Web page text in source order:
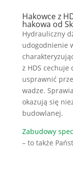
Hakowce z
hakowa od
Hydrauliczny
udogodnienie
z HDS cechuje
usprawnić
wadze.
okazują się
budowlanej.
Zabudowy
– to także